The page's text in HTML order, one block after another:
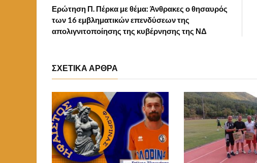
Ερώτηση Π. Πέρκα με θέμα: Άνθρακες ο θησαυρός
των 16 εμβληματικών επενδύσεων της
απολιγνιτοποίησης της κυβέρνησης της ΝΔ
ΣΧΕΤΙΚΑ ΑΡΘΡΑ
Αύγουστος 8, 2026 12:43
Αύγουστος 8, 2026 12:11